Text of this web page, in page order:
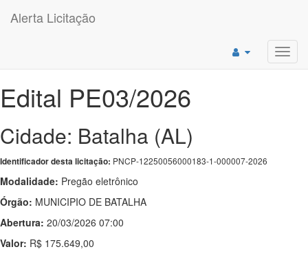
Alerta Licitação
Edital PE03/2026
Cidade: Batalha (AL)
Identificador desta licitação: PNCP-12250056000183-1-000007-2026
Modalidade: Pregão eletrônico
Órgão: MUNICIPIO DE BATALHA
Abertura: 20/03/2026 07:00
Valor: R$ 175.649,00